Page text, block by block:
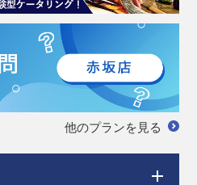
他のプランを見る